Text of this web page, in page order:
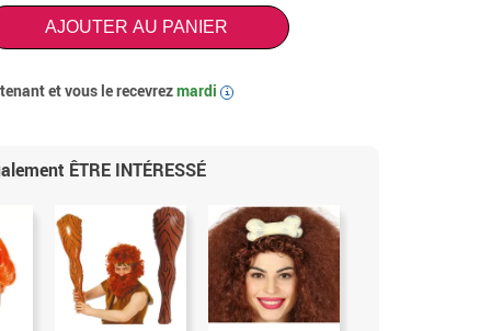
AJOUTER AU PANIER
et vous le recevrezmardi i
ÊTRE INTÉRESSÉ